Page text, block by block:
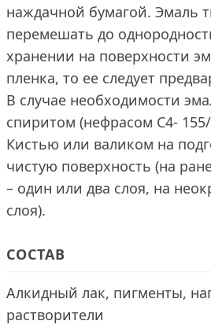
наждачной бумагой. Эмаль
перемешать до
хранении на поверхности
пленка, то ее следует
В случае необходимости
спиритом (нефрасом С4-
Кистью или валиком на
чистую поверхность (на
– один или два слоя, на
слоя).
СОСТАВ
Алкидный лак, пигменты,
растворители